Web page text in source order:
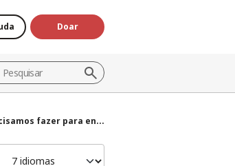
Doar
fazer para en...